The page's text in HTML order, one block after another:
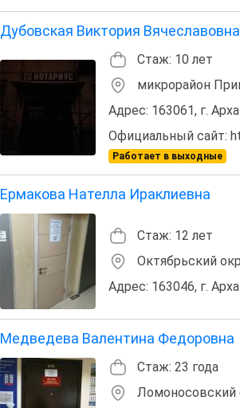
Дубовская Виктория Вячеславовна
Стаж: 10 лет
микрорайон
Адрес: 163061, г.
Официальный сайт:
Работает в выходные
Ермакова Нателла Ираклиевна
Стаж: 12 лет
Октябрьский
Адрес: 163046, г.
Медведева Валентина Федоровна
Стаж: 23 года
Ломоносовский